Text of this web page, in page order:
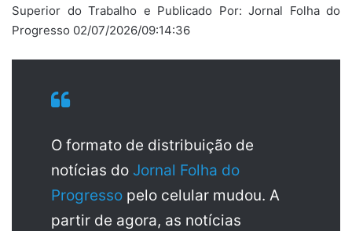
Superior do Trabalho e Publicado Por: Jornal Folha do
Progresso 02/07/2026/09:14:36
O formato de distribuição de
notícias do Jornal Folha do
Progresso pelo celular mudou. A
partir de agora, as notícias